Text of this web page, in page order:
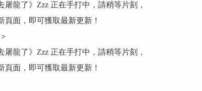
屠龍了》Zzz 正在手打中，請稍等片刻，
頁面，即可獲取最新更新！
屠龍了》Zzz 正在手打中，請稍等片刻，
頁面，即可獲取最新更新！